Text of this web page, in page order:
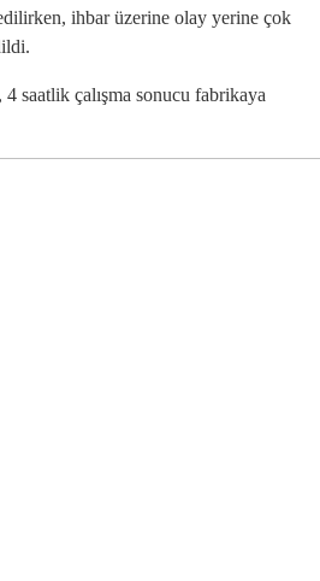
ihbar üzerine olay yerine çok
4 saatlik çalışma sonucu fabrikaya